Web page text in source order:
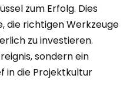
zum Erfolg. Dies
die richtigen Werkzeuge
zu investieren.
sondern ein
in die Projektkultur